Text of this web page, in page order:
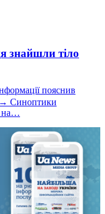
знайшли тіло
пояснив
Синоптики
на…